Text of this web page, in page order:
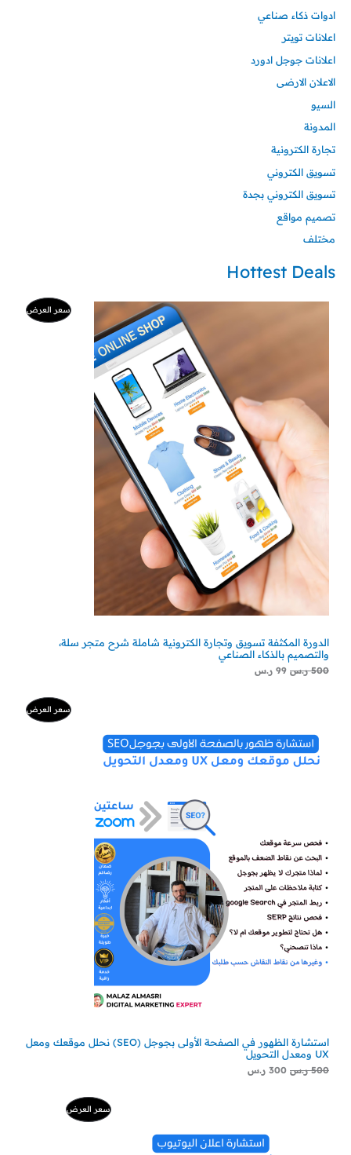
ادوات ذكاء صناعي
اعلانات تويتر
اعلانات جوجل ادورد
الاعلان الارضى
السيو
المدونة
تجارة الكترونية
تسويق الكتروني
تسويق الكتروني بجدة
تصميم مواقع
مختلف
Hottest Deals
سعر العرضمنتج
الدورة المكثفة تسويق وتجارة الكترونية شاملة شرح متجر سلة،
والتصميم بالذكاء الصناعي
500 ر.س 99 ر.س
سعر العرضمنتج
استشارة الظهور في الصفحة الأولى بجوجل (SEO) نحلل موقعك ومعل
UX ومعدل التحويل
500 ر.س
500 ر.س.
300 ر.س
300 ر.س.
سعر العرضمنتج
229 ر.س.